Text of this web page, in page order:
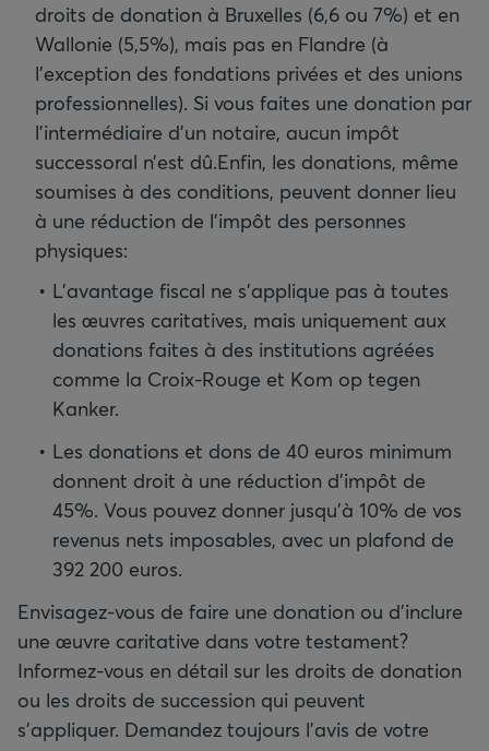
droits de donation à Bruxelles (6,6 ou 7%) et en
Wallonie (5,5%), mais pas en Flandre (à
l’exception des fondations privées et des unions
professionnelles). Si vous faites une donation par
l’intermédiaire d’un notaire, aucun impôt
successoral n’est dû.Enfin, les donations, même
soumises à des conditions, peuvent donner lieu
à une réduction de l’impôt des personnes
L’avantage fiscal ne s’applique pas à toutes
les œuvres caritatives, mais uniquement aux
donations faites à des institutions agréées
comme la Croix-Rouge et Kom op tegen
Kanker.
Les donations et dons de 40 euros minimum
donnent droit à une réduction d’impôt de
45%. Vous pouvez donner jusqu’à 10% de vos
revenus nets imposables, avec un plafond de
392 200 euros.
Envisagez-vous de faire une donation ou d’inclure
une œuvre caritative dans votre testament?
Informez-vous en détail sur les droits de donation
ou les droits de succession qui peuvent
s’appliquer. Demandez toujours l’avis de votre